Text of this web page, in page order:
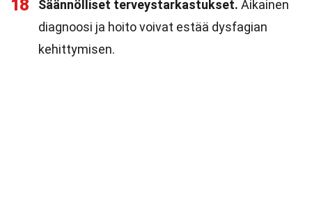
18 Säännölliset terveystarkastukset. Aikainen
diagnoosi ja hoito voivat estää dysfagian
kehittymisen.